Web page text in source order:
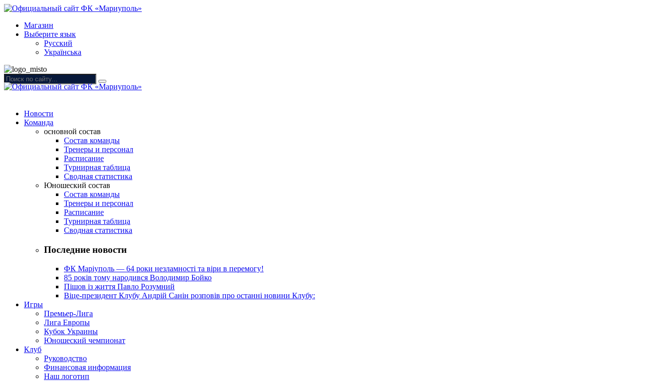
Магазин
Выберите язык
Русский
Українська
Новости
Команда
основной состав
Состав команды
Тренеры и персонал
Расписание
Турнирная таблица
Сводная статистика
Юношеский состав
Состав команды
Тренеры и персонал
Расписание
Турнирная таблица
Сводная статистика
Последние новости
ФК Маріуполь — 64 роки незламності та віри в перемогу!
85 років тому народився Володимир Бойко
Пішов із життя Павло Розумний
Віце-президент Клубу Андрій Санін розповів про останні новини Клубу:
Игры
Премьер-Лига
Лига Европы
Кубок Украины
Юношеский чемпионат
Клуб
Руководство
Финансовая информация
Наш логотип